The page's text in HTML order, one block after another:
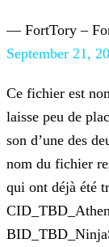
— FortTory –
September 21,
Ce fichier est
laisse peu de
son d’une des
nom du fichier
qui ont déjà été